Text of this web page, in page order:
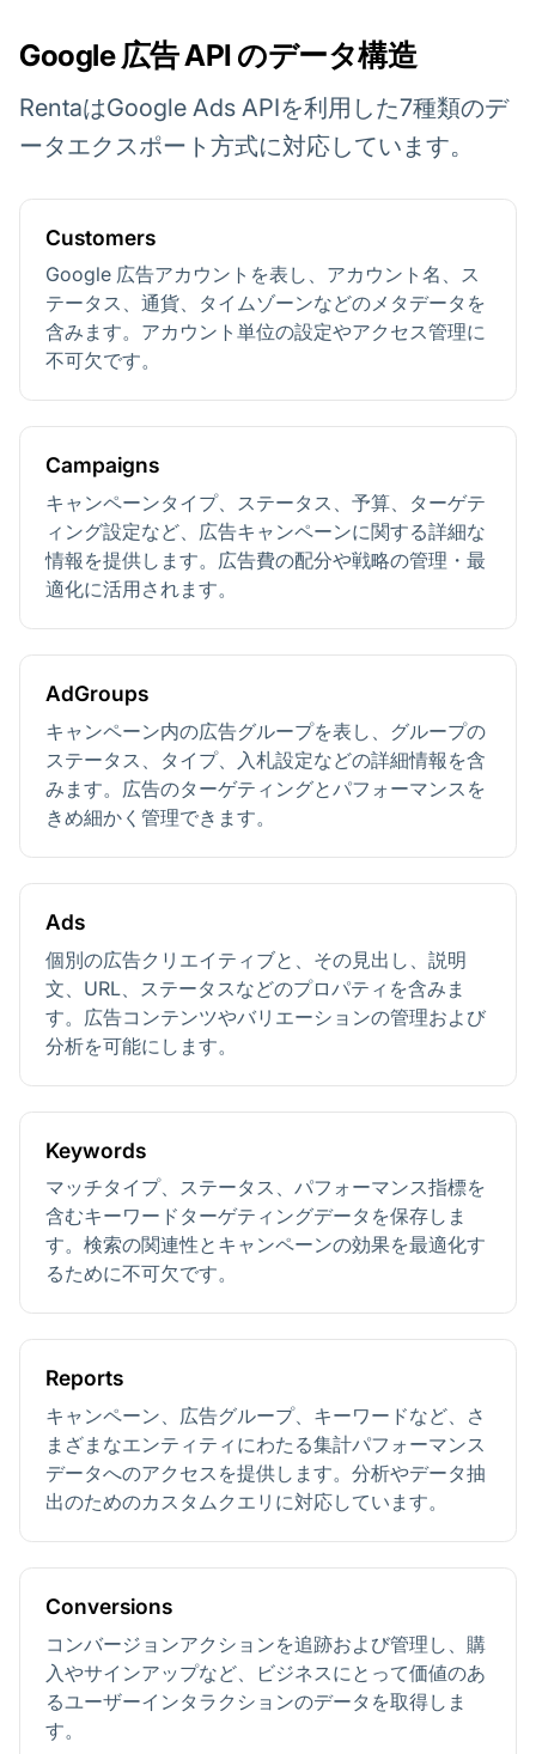
Google 広告 API のデータ構造
RentaはGoogle Ads APIを利用した7種類のデ
ータエクスポート方式に対応しています。
Customers
Google 広告アカウントを表し、アカウント名、ス
テータス、通貨、タイムゾーンなどのメタデータを
含みます。アカウント単位の設定やアクセス管理に
不可欠です。
Campaigns
キャンペーンタイプ、ステータス、予算、ターゲテ
ィング設定など、広告キャンペーンに関する詳細な
情報を提供します。広告費の配分や戦略の管理・最
適化に活用されます。
AdGroups
キャンペーン内の広告グループを表し、グループの
ステータス、タイプ、入札設定などの詳細情報を含
みます。広告のターゲティングとパフォーマンスを
きめ細かく管理できます。
Ads
個別の広告クリエイティブと、その見出し、説明
文、URL、ステータスなどのプロパティを含みま
す。広告コンテンツやバリエーションの管理および
分析を可能にします。
Keywords
マッチタイプ、ステータス、パフォーマンス指標を
含むキーワードターゲティングデータを保存しま
す。検索の関連性とキャンペーンの効果を最適化す
るために不可欠です。
Reports
キャンペーン、広告グループ、キーワードなど、さ
まざまなエンティティにわたる集計パフォーマンス
データへのアクセスを提供します。分析やデータ抽
出のためのカスタムクエリに対応しています。
Conversions
コンバージョンアクションを追跡および管理し、購
入やサインアップなど、ビジネスにとって価値のあ
るユーザーインタラクションのデータを取得しま
す。